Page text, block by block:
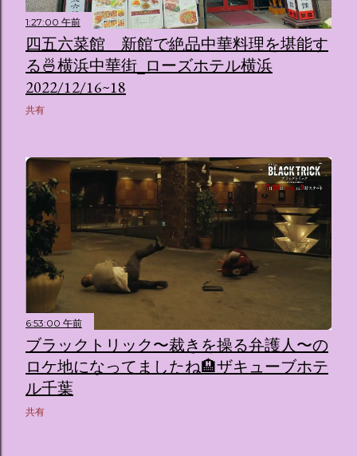
1:27:00 午前
四五六菜館 新館で絶品中華料理を堪能す
る🍜横浜中華街_ローズホテル横浜
2022/12/16~18
共有
6:53:00 午前
ブラックトリック〜裁きを操る弁護人〜の
ロケ地になってましたね🏨ザキューブホテ
ル千葉
共有